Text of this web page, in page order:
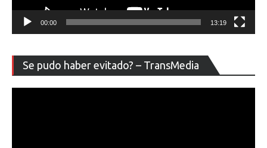
00:00 13:19
Se pudo haber evitado? – TransMedia
de